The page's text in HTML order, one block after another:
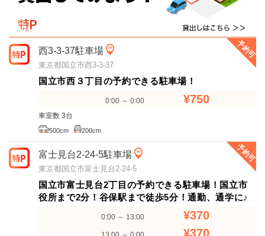
予約可
西3-3-37駐車場
東京都国立市西3-3-37
国立市西３丁目の予約できる駐車場！
0:00 ～ 0:00 ¥750
車室数 3台
500cm 200cm
予約可
富士見台2-24-5駐車場
東京都国立市富士見台2-24-5
国立市富士見台2丁目の予約できる駐車場！国立市
役所まで2分！谷保駅まで徒歩5分！通勤、通学に♪
0:00 ～ 13:00 ¥370
¥370